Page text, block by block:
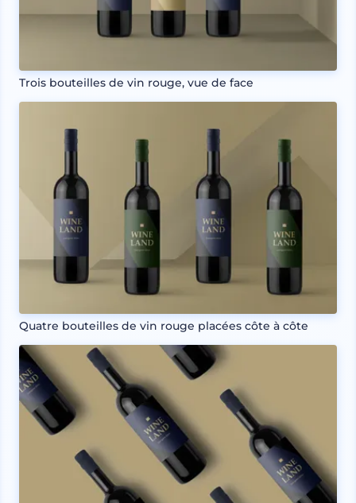
Trois bouteilles de vin rouge, vue de face
Quatre bouteilles de vin rouge placées côte à côte